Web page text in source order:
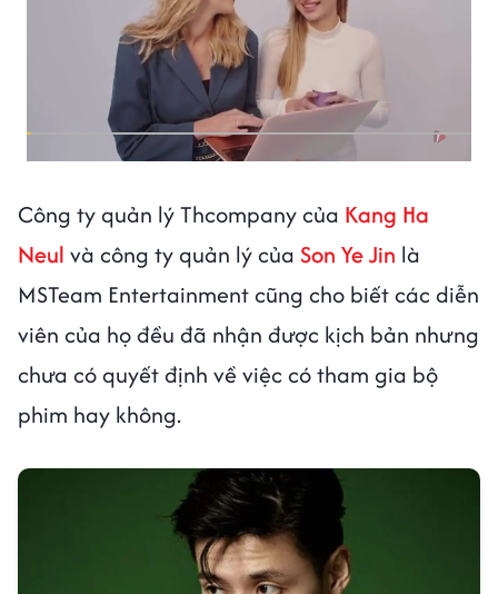
Công ty quản lý Thcompany của Kang Ha
Neul và công ty quản lý của Son Ye Jin là
MSTeam Entertainment cũng cho biết các diễn
viên của họ đều đã nhận được kịch bản nhưng
chưa có quyết định về việc có tham gia bộ
phim hay không.